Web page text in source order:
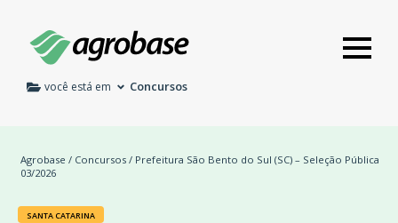
você está em Concursos
Agrobase / Concursos / Prefeitura São Bento do Sul (SC) – Seleção Pública
03/2026
SANTA CATARINA